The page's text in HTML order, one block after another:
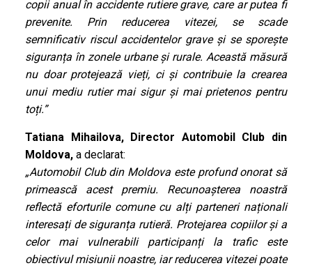
copii anual în accidente rutiere grave, care ar putea fi
prevenite. Prin reducerea vitezei, se scade
semnificativ riscul accidentelor grave și se sporește
siguranța în zonele urbane și rurale. Această măsură
nu doar protejează vieți, ci și contribuie la crearea
unui mediu rutier mai sigur și mai prietenos pentru
toți.”
Tatiana Mihailova, Director Automobil Club din
Moldova, a declarat:
„Automobil Club din Moldova este profund onorat să
primească acest premiu. Recunoașterea noastră
reflectă eforturile comune cu alți parteneri naționali
interesați de siguranța rutieră. Protejarea copiilor și a
celor mai vulnerabili participanți la trafic este
obiectivul misiunii noastre, iar reducerea vitezei poate